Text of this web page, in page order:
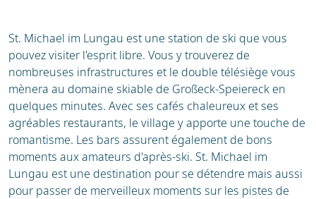
St. Michael im Lungau est une station de ski que vous
pouvez visiter l'esprit libre. Vous y trouverez de
nombreuses infrastructures et le double télésiège vous
mènera au domaine skiable de Großeck-Speiereck en
quelques minutes. Avec ses cafés chaleureux et ses
agréables restaurants, le village y apporte une touche de
romantisme. Les bars assurent également de bons
moments aux amateurs d'après-ski. St. Michael im
Lungau est une destination pour se détendre mais aussi
pour passer de merveilleux moments sur les pistes de